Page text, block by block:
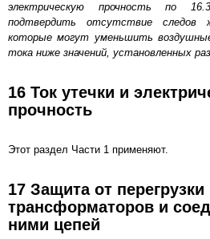
электрическую прочность по
подтвердить отсутствие следов
которые могут уменьшить
тока ниже значений, установленных
16 Ток утечки и
прочность
Этот раздел Части 1 применяют.
17 Защита от перегрузки
трансформаторов и
ними цепей